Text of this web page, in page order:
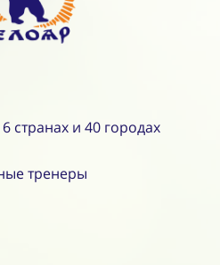
странах и 40 городах
тренеры